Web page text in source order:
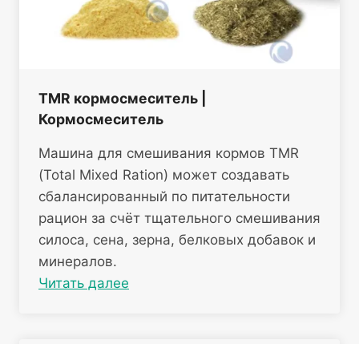
TMR кормосмеситель |
Кормосмеситель
Машина для смешивания кормов TMR
(Total Mixed Ration) может создавать
сбалансированный по питательности
рацион за счёт тщательного смешивания
силоса, сена, зерна, белковых добавок и
минералов.
Читать далее